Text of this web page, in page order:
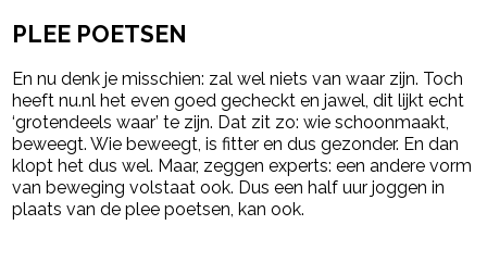
PLEE POETSEN
En nu denk je misschien: zal wel niets van waar zijn. Toch
heeft nu.nl het even goed gecheckt en jawel, dit lijkt echt
‘grotendeels waar’ te zijn. Dat zit zo: wie schoonmaakt,
beweegt. Wie beweegt, is fitter en dus gezonder. En dan
klopt het dus wel. Maar, zeggen experts: een andere vorm
van beweging volstaat ook. Dus een half uur joggen in
plaats van de plee poetsen, kan ook.